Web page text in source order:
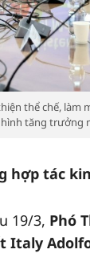
thể chế, làm
tăng trưởng
hợp tác
19/3, Phó
Italy